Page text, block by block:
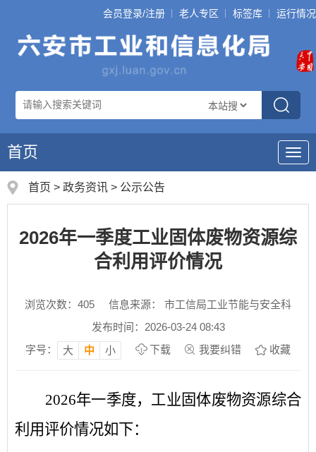
会员登录/注册 老人专区 标签库 运行情况
导
航
首页
首页 > 政务资讯 > 公示公告
2026年一季度工业固体废物资源综
合利用评价情况
浏览次数： 405
信息来源： 市工信局工业节能与安全科
发布时间：2026-03-24 08:43
字号：
大 中 小 下载 我要纠错 收藏
2026年一季度，工业固体废物资源综合
利用评价情况如下：